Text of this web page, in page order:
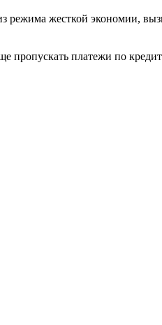
режима жесткой экономии,
пропускать платежи по